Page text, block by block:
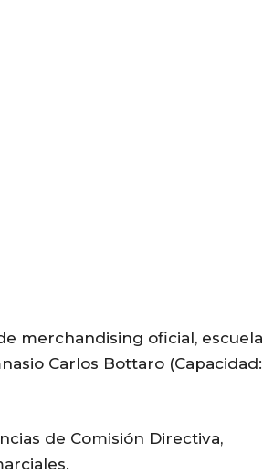
merchandising oficial, escuela
Carlos Bottaro (Capacidad:
de Comisión Directiva,